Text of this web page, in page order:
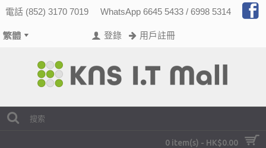
電話 (852) 3170 7019 WhatsApp 6645 5433 / 6998 5314
登錄 用戶註冊
0 item(s) - HK$0.00